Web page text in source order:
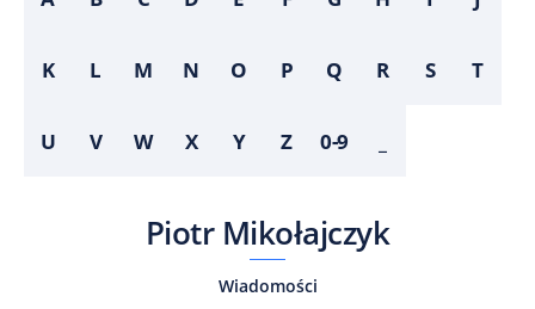
K L M N O P Q R S T
U V W X Y Z 0-9
Piotr Mikołajczyk
Wiadomości